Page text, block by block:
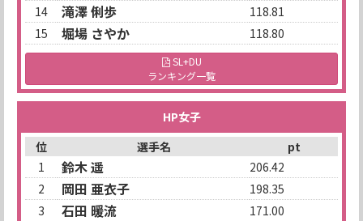
14
滝澤 俐歩
118.81
15
堀場 さやか 118.80
SL+DU
ランキング一覧
HP女子
位
選手名
pt
1
鈴木 遥
206.42
2
岡田 亜衣子
198.35
3
石田 暖流
171.00